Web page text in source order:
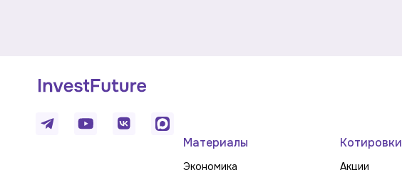
Материалы
Экономика
Котировки
Акции